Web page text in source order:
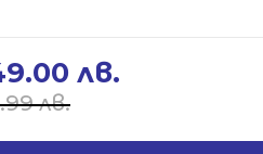
лв.
лв.